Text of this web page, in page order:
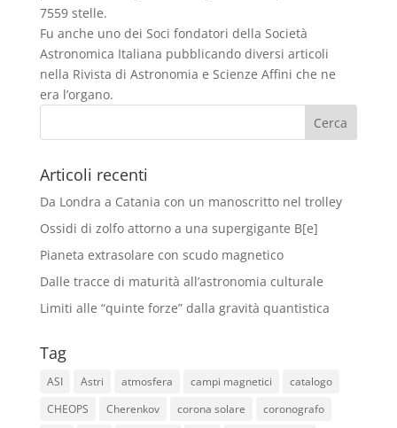
7559 stelle.
Fu anche uno dei Soci fondatori della Società
Astronomica Italiana pubblicando diversi articoli
nella Rivista di Astronomia e Scienze Affini che ne
era l’organo.
Articoli recenti
Da Londra a Catania con un manoscritto nel trolley
Ossidi di zolfo attorno a una supergigante B[e]
Pianeta extrasolare con scudo magnetico
Dalle tracce di maturità all’astronomia culturale
Limiti alle “quinte forze” dalla gravità quantistica
Tag
ASI Astri atmosfera campi magnetici
catalogo
CHEOPS
Cherenkov corona solare
coronografo